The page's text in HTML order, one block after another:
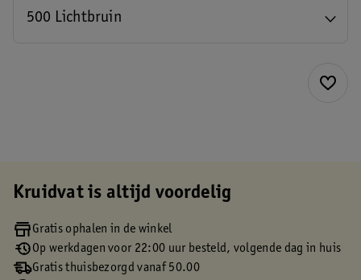
500 Lichtbruin
Kruidvat is altijd voordelig
Gratis ophalen in de winkel
Op werkdagen voor 22:00 uur besteld, volgende dag in huis
Gratis thuisbezorgd vanaf 50.00